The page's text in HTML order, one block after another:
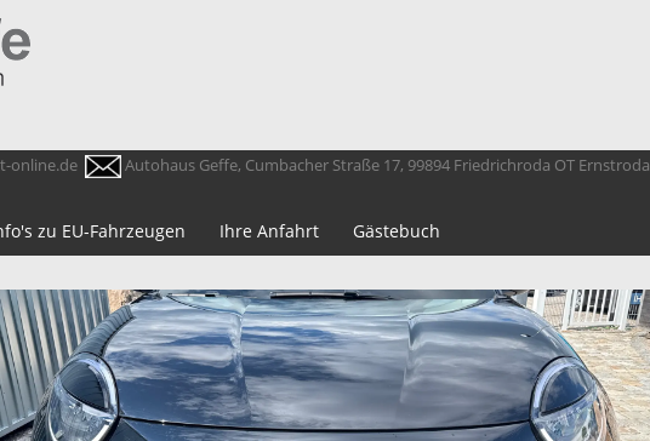
online.de Autohaus Geffe, Cumbacher Straße 17, 99894 Friedrichroda OT Ernstroda
zu EU-Fahrzeugen Ihre Anfahrt Gästebuch